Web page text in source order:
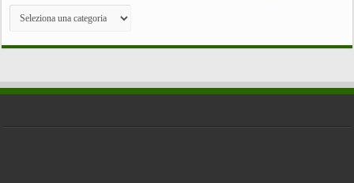
TUTTE
CATEGORIE